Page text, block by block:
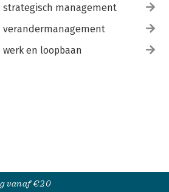
strategisch management
verandermanagement
werk en loopbaan
vanaf €20